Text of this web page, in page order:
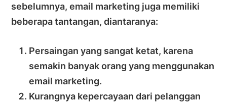
sebelumnya, email marketing juga memiliki
beberapa tantangan, diantaranya:
Persaingan yang sangat ketat, karena
semakin banyak orang yang menggunakan
email marketing.
Kurangnya kepercayaan dari pelanggan